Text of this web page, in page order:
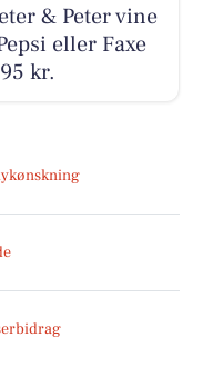
& Peter vine
eller Faxe
kr.